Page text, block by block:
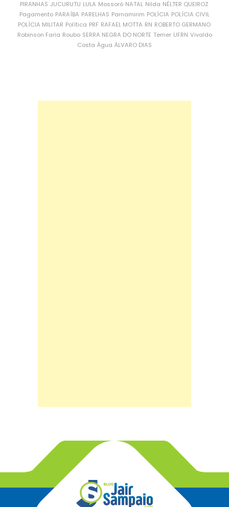
PIRANHAS JUCURUTU LULA Mossoró NATAL Nilda NÉLTER QUEIROZ
Pagamento PARAÍBA PARELHAS Parnamirim POLÍCIA POLÍCIA CIVIL
POLÍCIA MILITAR Política PRF RAFAEL MOTTA RN ROBERTO GERMANO
Robinson Faria Roubo SERRA NEGRA DO NORTE Temer UFRN Vivaldo
Costa Água ÁLVARO DIAS